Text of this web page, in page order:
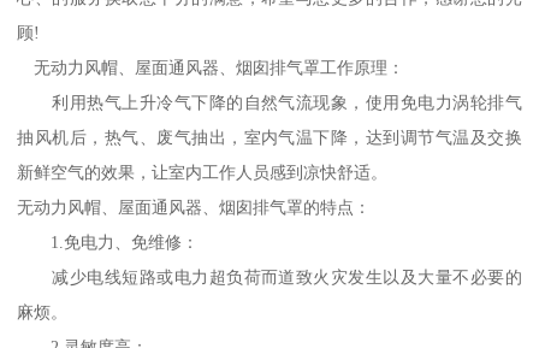
顾!
无动力风帽、屋面通风器、烟囱排气罩工作原理：
利用热气上升冷气下降的自然气流现象，使用免电力涡轮排气
抽风机后，热气、废气抽出，室内气温下降，达到调节气温及交换
新鲜空气的效果，让室内工作人员感到凉快舒适。
无动力风帽、屋面通风器、烟囱排气罩的特点：
1.免电力、免维修：
减少电线短路或电力超负荷而道致火灾发生以及大量不必要的
麻烦。